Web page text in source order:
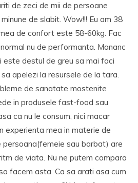
de zeci de mii de persoane
de slabit. Wow!!! Eu am 38
de confort este 58-60kg. Fac
nu de performanta. Mananc
este destul de greu sa mai faci
apelezi la resursele de la tara.
de sanatate mostenite
in produsele fast-food sau
ca nu le consum, nici macar
experienta mea in materie de
sau barbat) are
de viata. Nu ne putem compara
facem asta. Ca sa arati asa cum